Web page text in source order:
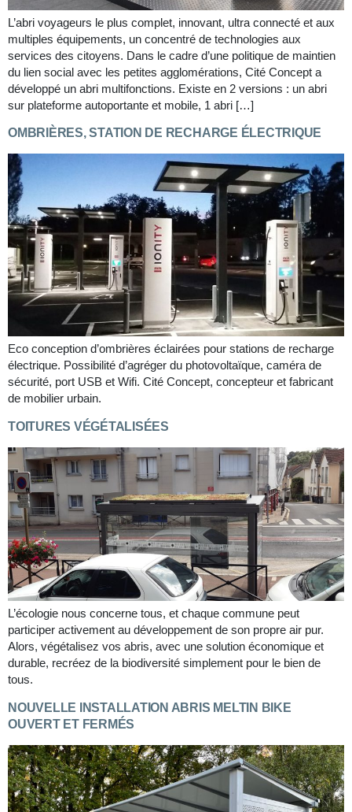
L’abri voyageurs le plus complet, innovant, ultra connecté et aux
multiples équipements, un concentré de technologies aux
services des citoyens. Dans le cadre d’une politique de maintien
du lien social avec les petites agglomérations, Cité Concept a
développé un abri multifonctions. Existe en 2 versions : un abri
sur plateforme autoportante et mobile, 1 abri […]
OMBRIÈRES, STATION DE RECHARGE ÉLECTRIQUE
Eco conception d’ombrières éclairées pour stations de recharge
électrique. Possibilité d’agréger du photovoltaïque, caméra de
sécurité, port USB et Wifi. Cité Concept, concepteur et fabricant
de mobilier urbain.
TOITURES VÉGÉTALISÉES
L’écologie nous concerne tous, et chaque commune peut
participer activement au développement de son propre air pur.
Alors, végétalisez vos abris, avec une solution économique et
durable, recréez de la biodiversité simplement pour le bien de
tous.
NOUVELLE INSTALLATION ABRIS MELTIN BIKE
OUVERT ET FERMÉS